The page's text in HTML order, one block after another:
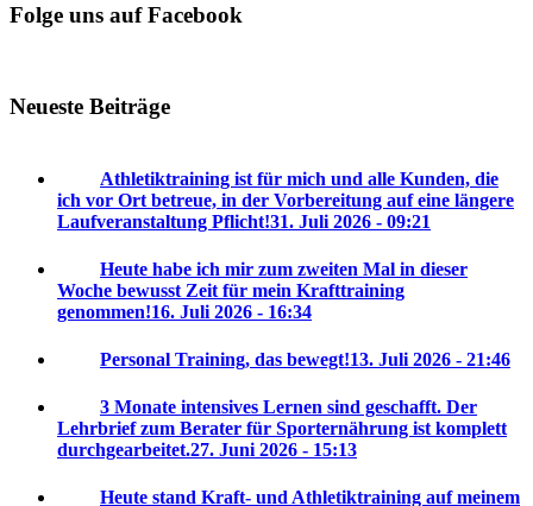
Folge uns auf Facebook
Neueste Beiträge
Athletiktraining ist für mich und alle Kunden, die
ich vor Ort betreue, in der Vorbereitung auf eine längere
Laufveranstaltung Pflicht!31. Juli 2026 - 09:21
Heute habe ich mir zum zweiten Mal in dieser
Woche bewusst Zeit für mein Krafttraining
genommen!16. Juli 2026 - 16:34
Personal Training, das bewegt!13. Juli 2026 - 21:46
3 Monate intensives Lernen sind geschafft. Der
Lehrbrief zum Berater für Sporternährung ist komplett
durchgearbeitet.27. Juni 2026 - 15:13
Heute stand Kraft- und Athletiktraining auf meinem